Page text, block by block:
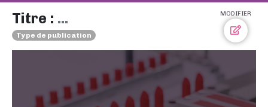
MODIFIER
Titre : ...
Type de publication